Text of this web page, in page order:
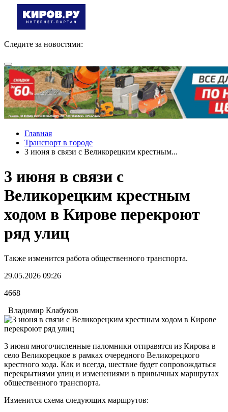
Следите за новостями:
Главная
Транспорт в городе
3 июня в связи с Великорецким крестным...
3 июня в связи с
Великорецким крестным
ходом в Кирове перекроют
ряд улиц
Также изменится работа общественного транспорта.
29.05.2026 09:26
4668
Владимир Клабуков
3 июня многочисленные паломники отправятся из Кирова в
село Великорецкое в рамках очередного Великорецкого
крестного хода. Как и всегда, шествие будет сопровождаться
перекрытиями улиц и изменениями в привычных маршрутах
общественного транспорта.
Изменится схема следующих маршрутов: